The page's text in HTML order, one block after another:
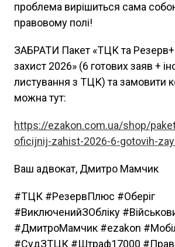
проблема вирішиться сама
правовому полі!
ЗАБРАТИ Пакет «ТЦК та
захист 2026» (6 готових заяв +
листування з ТЦК) та замовити
можна тут:
https://ezakon.com.ua/shop/
oficijnij-zahist-2026-6-gotovih-
Ваш адвокат, Дмитро Мамчик
#ТЦК #РезервПлюс #Оберіг
#ВиключенийЗОбліку
#ДмитроМамчик #ezakon
#СудЗТЦК #Штраф17000